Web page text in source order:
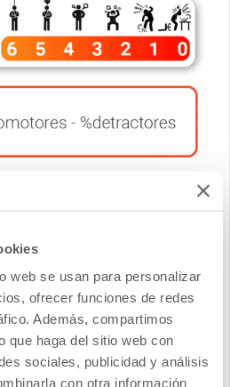
web se usan para personalizar
ofrecer funciones de redes
Además, compartimos
que haga del sitio web con
sociales, publicidad y análisis
con otra información
Esfuerzo del